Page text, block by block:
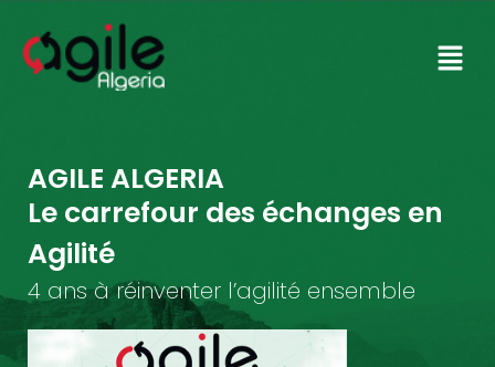
AGILE ALGERIA
Le carrefour des échanges en
Agilité
4 ans à réinventer l’agilité ensemble